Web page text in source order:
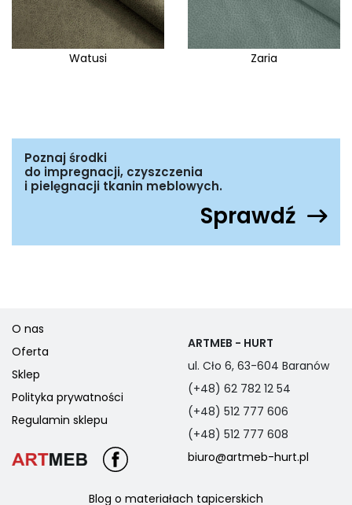
Watusi Zaria
Poznaj środki
do impregnacji, czyszczenia
i pielęgnacji tkanin meblowych.
Sprawdź
O nas
Oferta
Sklep
Polityka prywatności
Regulamin sklepu
ARTMEB - HURT
ul. Cło 6, 63-604 Baranów
(+48) 62 782 12 54
(+48) 512 777 606
(+48) 512 777 608
biuro@artmeb-hurt.pl
Blog o materiałach tapicerskich